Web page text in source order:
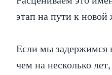
этап на пути к новой
Если мы задержимся
чем на несколько